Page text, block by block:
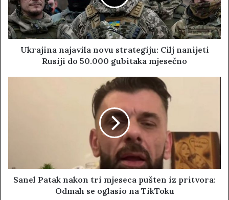
Ukrajina najavila novu strategiju: Cilj nanijeti
Rusiji do 50.000 gubitaka mjesečno
Sanel Patak nakon tri mjeseca pušten iz pritvora:
Odmah se oglasio na TikToku